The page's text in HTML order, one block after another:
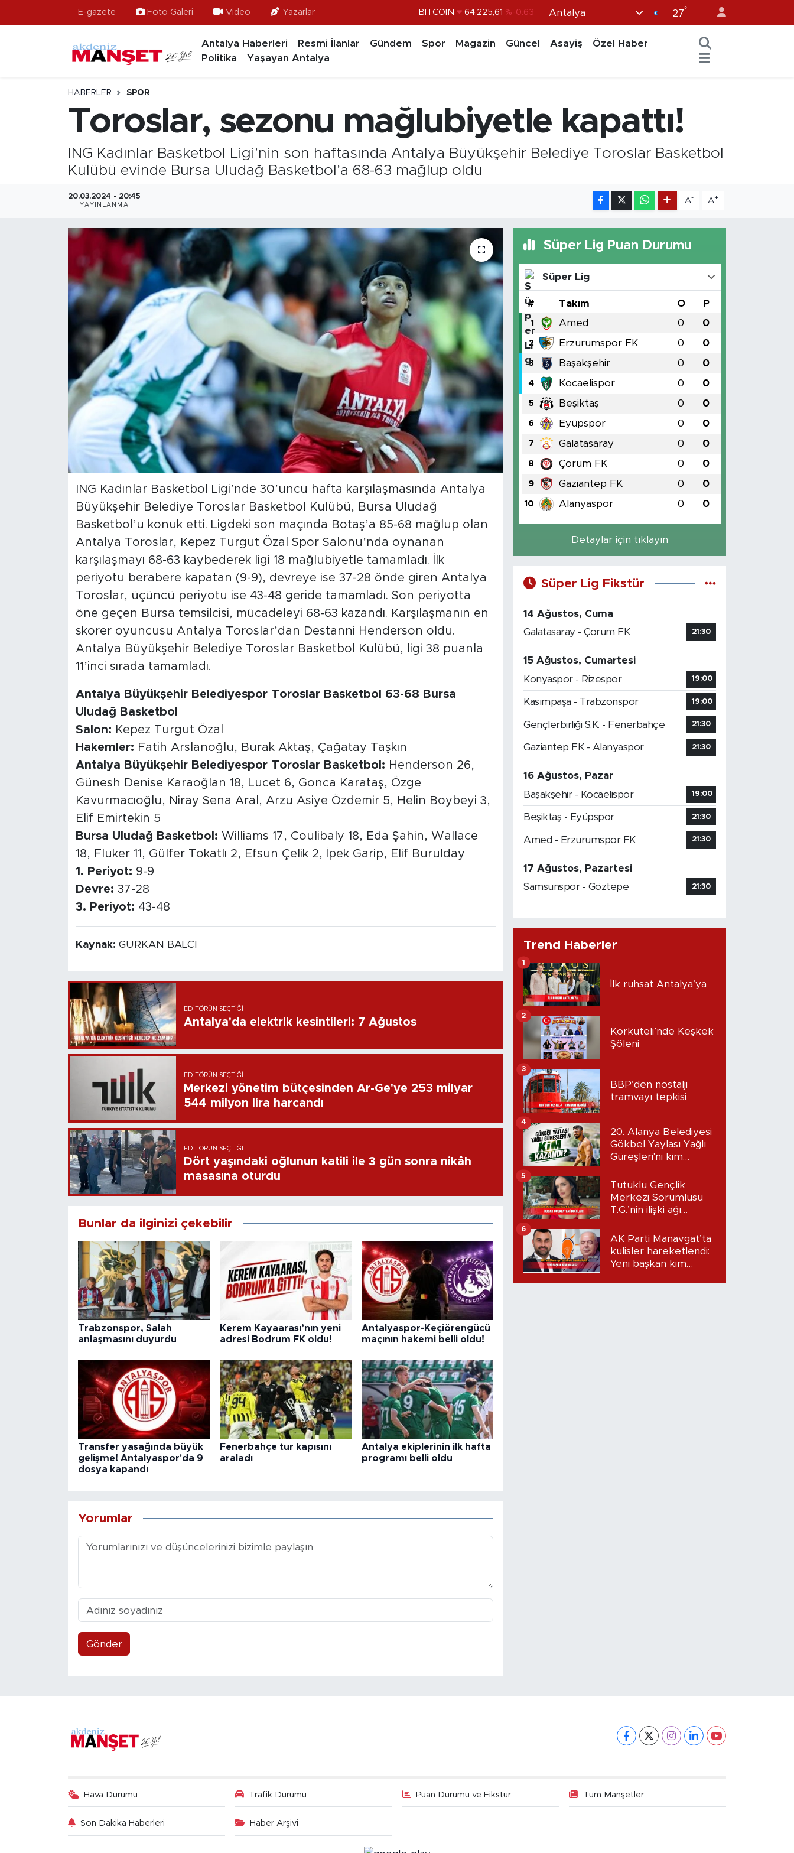
E-gazete Foto Galeri Video Yazarlar BITCOIN 64.225,61 %-0.63
BİST100 13.799 %70
Antalya 27°
Antalya Haberleri Resmi İlanlar Gündem Spor Magazin Güncel Asayiş
Özel Haber
Politika
Yaşayan Antalya
HABERLER SPOR
Toroslar, sezonu mağlubiyetle kapattı!
ING Kadınlar Basketbol Ligi’nin son haftasında Antalya Büyükşehir Belediye Toroslar Basketbol
Kulübü evinde Bursa Uludağ Basketbol’a 68-63 mağlup oldu
20.03.2024 - 20:45
YAYINLANMA
A- A+
ING Kadınlar Basketbol Ligi’nde 30’uncu hafta karşılaşmasında Antalya
Büyükşehir Belediye Toroslar Basketbol Kulübü, Bursa Uludağ
Basketbol’u konuk etti. Ligdeki son maçında Botaş’a 85-68 mağlup olan
Antalya Toroslar, Kepez Turgut Özal Spor Salonu’nda oynanan
karşılaşmayı 68-63 kaybederek ligi 18 mağlubiyetle tamamladı. İlk
periyotu berabere kapatan (9-9), devreye ise 37-28 önde giren Antalya
Toroslar, üçüncü periyotu ise 43-48 geride tamamladı. Son periyotta
öne geçen Bursa temsilcisi, mücadeleyi 68-63 kazandı. Karşılaşmanın en
skorer oyuncusu Antalya Toroslar’dan Destanni Henderson oldu.
Antalya Büyükşehir Belediye Toroslar Basketbol Kulübü, ligi 38 puanla
11’inci sırada tamamladı.
Antalya Büyükşehir Belediyespor Toroslar Basketbol 63-68 Bursa
Uludağ Basketbol
Salon: Kepez Turgut Özal
Hakemler: Fatih Arslanoğlu, Burak Aktaş, Çağatay Taşkın
Antalya Büyükşehir Belediyespor Toroslar Basketbol: Henderson 26,
Günesh Denise Karaoğlan 18, Lucet 6, Gonca Karataş, Özge
Kavurmacıoğlu, Niray Sena Aral, Arzu Asiye Özdemir 5, Helin Boybeyi 3,
Elif Emirtekin 5
Bursa Uludağ Basketbol: Williams 17, Coulibaly 18, Eda Şahin, Wallace
18, Fluker 11, Gülfer Tokatlı 2, Efsun Çelik 2, İpek Garip, Elif Burulday
1. Periyot: 9-9
Devre: 37-28
3. Periyot: 43-48
Kaynak: GÜRKAN BALCI
EDITÖRÜN SEÇTIĞI
Antalya'da elektrik kesintileri: 7 Ağustos
EDITÖRÜN SEÇTIĞI
Merkezi yönetim bütçesinden Ar-Ge'ye 253 milyar
544 milyon lira harcandı
EDITÖRÜN SEÇTIĞI
Dört yaşındaki oğlunun katili ile 3 gün sonra nikâh
masasına oturdu
Bunlar da ilginizi çekebilir
Trabzonspor, Salah
anlaşmasını duyurdu
Kerem Kayaarası’nın yeni
adresi Bodrum FK oldu!
Antalyaspor-Keçiörengücü
maçının hakemi belli oldu!
Transfer yasağında büyük
gelişme! Antalyaspor'da 9
dosya kapandı
Fenerbahçe tur kapısını
araladı
Antalya ekiplerinin ilk hafta
programı belli oldu
Yorumlar
Gönder
Süper Lig Puan Durumu
Süper Lig
# Takım O P
1 Amed 0 0
2 Erzurumspor FK 0 0
3 Başakşehir 0 0
4 Kocaelispor 0 0
5 Beşiktaş 0 0
6 Eyüpspor 0 0
7 Galatasaray 0 0
8 Çorum FK 0 0
9 Gaziantep FK 0 0
10 Alanyaspor 0 0
Detaylar için tıklayın
Süper Lig Fikstür
14 Ağustos, Cuma
Galatasaray - Çorum FK
21:30
15 Ağustos, Cumartesi
Konyaspor - Rizespor
19:00
Kasımpaşa - Trabzonspor 19:00
Gençlerbirliği S.K. - Fenerbahçe 21:30
Gaziantep FK - Alanyaspor 21:30
16 Ağustos, Pazar
Başakşehir - Kocaelispor
19:00
Beşiktaş - Eyüpspor 21:30
Amed - Erzurumspor FK 21:30
17 Ağustos, Pazartesi
Samsunspor - Göztepe
21:30
Trend Haberler
İlk ruhsat Antalya’ya
1
Korkuteli’nde Keşkek
Şöleni
2
BBP’den nostalji
tramvayı tepkisi
3
20. Alanya Belediyesi
Gökbel Yaylası Yağlı
Güreşleri'ni kim
4
Tutuklu Gençlik
Merkezi Sorumlusu
T.G.’nin ilişki ağı
Dudak uçuklatan
iddialar!
5
AK Parti Manavgat’ta
kulisler hareketlendi:
Yeni başkan kim
6
Hava Durumu Trafik Durumu Puan Durumu ve Fikstür Tüm Manşetler
Son Dakika Haberleri Haber Arşivi
Ekonomi
Gündem
Kültür- Sanat
Magazin
Özel Haber
Resmi İlanlar
Turizm
Hava Durumu
Tüm Manşetler
Son Dakika Haberleri
Haber Arşivi